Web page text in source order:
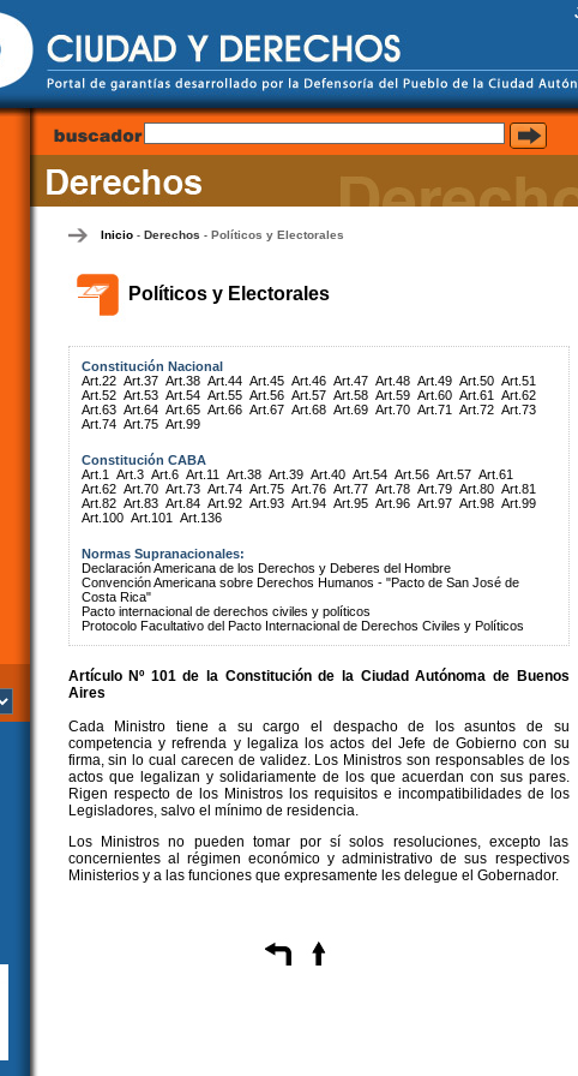
Inicio- Derechos - Políticos y Electorales
Políticos y Electorales
Constitución Nacional
Art.22 Art.37 Art.38 Art.44 Art.45 Art.46 Art.47 Art.48 Art.49 Art.50 Art.51
Art.52 Art.53 Art.54 Art.55 Art.56 Art.57 Art.58 Art.59 Art.60 Art.61
Art.62
Art.63 Art.64 Art.65 Art.66 Art.67 Art.68 Art.69 Art.70 Art.71 Art.72 Art.73
Art.74 Art.75 Art.99
Constitución CABA
Art.1
Art.3 Art.6 Art.11 Art.38 Art.39 Art.40 Art.54 Art.56 Art.57 Art.61
Art.62 Art.70 Art.73 Art.74 Art.75 Art.76 Art.77 Art.78 Art.79 Art.80 Art.81
Art.82 Art.83 Art.84 Art.92 Art.93 Art.94 Art.95 Art.96 Art.97 Art.98 Art.99
Art.100 Art.101 Art.136
Normas Supranacionales:
Declaración Americana de los Derechos y Deberes del Hombre
Convención Americana sobre Derechos Humanos - "Pacto de San José de
Costa Rica"
Pacto internacional de derechos civiles y políticos
Protocolo Facultativo del Pacto Internacional de Derechos Civiles y Políticos
Artículo Nº 101 de la Constituciónde la Ciudad Autónoma de Buenos
Aires
Cada Ministro tiene a su cargo el despacho de los asuntos de su
competencia y refrenda y legaliza los actos del Jefe de Gobierno con su
firma, sin lo cual carecen de validez. Los Ministros son responsables de los
actos que legalizan y solidariamente de los que acuerdan con sus pares.
Rigen respecto de los Ministros los requisitos e incompatibilidades de los
Legisladores, salvo el mínimo de residencia.
Los Ministros no pueden tomar por sí solos resoluciones, excepto las
concernientes al régimen económico y administrativo de sus respectivos
Ministerios y a las funciones que expresamente les delegue el Gobernador.